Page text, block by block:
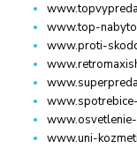
www.top-
www.proti-
www.uni-